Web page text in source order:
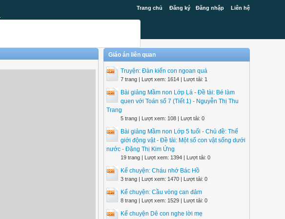
Trang chủ Đăng ký Đăng nhập Liên hệ
Giáo án liên quan
Truyện: Đàn kiến con ngoan quá
7 trang | Lượt xem: 1614 | Lượt tải: 1
Bài giảng Mầm non Lớp Lá - Đề tài: Bé làm
quen với Toán số 7 (Tiết 1) - Nguyễn Thị Thu
Trang
5 trang | Lượt xem: 108 | Lượt tải: 0
Bài giảng Mầm non Lớp 5 tuổi - Chủ đề: Thế
giới động vật - Đề tài: Một số con vật sống dưới
nước - Đặng Thị Kim Ứng
19 trang | Lượt xem: 1394 | Lượt tải: 0
Kể chuyện: Cháu nhớ Bác Hồ
3 trang | Lượt xem: 1470 | Lượt tải: 0
Kể chuyện: Cầu vòng can đảm
8 trang | Lượt xem: 1529 | Lượt tải: 0
Kể chuyện Dê con nghe lời mẹ